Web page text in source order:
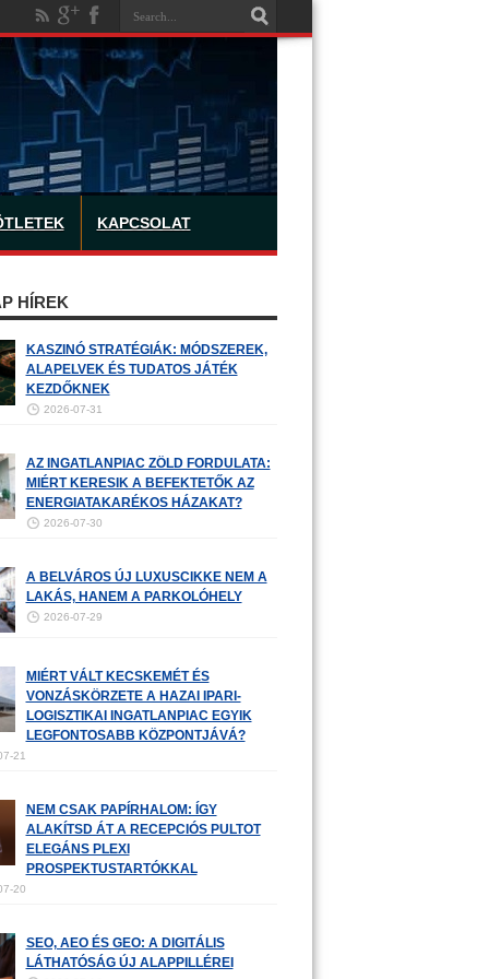
KAPCSOLAT
HÍREK
KASZINÓ STRATÉGIÁK: MÓDSZEREK,
ALAPELVEK ÉS TUDATOS JÁTÉK
KEZDŐKNEK
2026-07-31
AZ INGATLANPIAC ZÖLD FORDULATA:
MIÉRT KERESIK A BEFEKTETŐK AZ
ENERGIATAKARÉKOS HÁZAKAT?
2026-07-30
A BELVÁROS ÚJ LUXUSCIKKE NEM A
LAKÁS, HANEM A PARKOLÓHELY
2026-07-29
MIÉRT VÁLT KECSKEMÉT ÉS
VONZÁSKÖRZETE A HAZAI IPARI-
LOGISZTIKAI INGATLANPIAC EGYIK
LEGFONTOSABB KÖZPONTJÁVÁ?
21
NEM CSAK PAPÍRHALOM: ÍGY
ALAKÍTSD ÁT A RECEPCIÓS PULTOT
ELEGÁNS PLEXI
PROSPEKTUSTARTÓKKAL
20
SEO, AEO ÉS GEO: A DIGITÁLIS
LÁTHATÓSÁG ÚJ ALAPPILLÉREI